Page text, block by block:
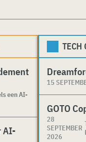
een AI-
AI-
TECH
15
GOTO
28
SEPTEMBER
2026